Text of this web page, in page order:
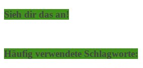
Sieh dir das an!
Häufig verwendete Schlagworte: